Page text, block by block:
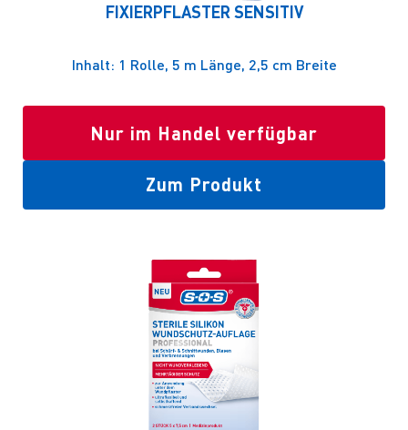
FIXIERPFLASTER SENSITIV
Inhalt: 1 Rolle, 5 m Länge, 2,5 cm Breite
Nur im Handel verfügbar
Zum Produkt